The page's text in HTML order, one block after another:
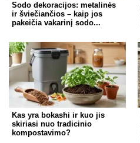
Sodo dekoracijos: metalinės
ir šviečiančios – kaip jos
pakeičia vakarinį sodo...
Kas yra bokashi ir kuo jis
skiriasi nuo tradicinio
kompostavimo?